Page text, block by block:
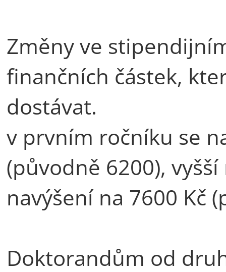
Změny ve
finančních částek,
dostávat.
v prvním ročníku se
(původně 6200),
navýšení na 7600 Kč
Doktorandům od